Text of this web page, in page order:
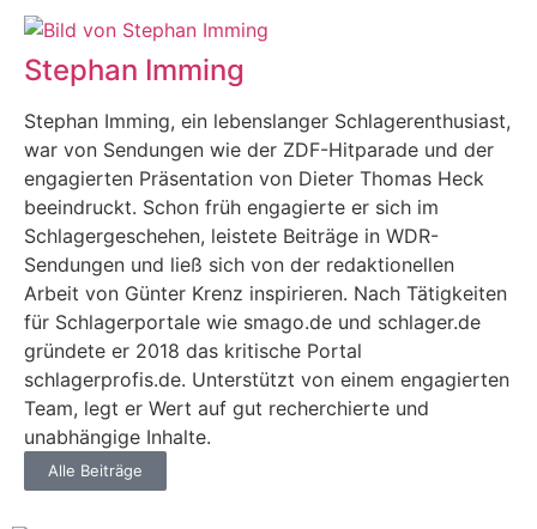
Stephan Imming
Stephan Imming, ein lebenslanger Schlagerenthusiast,
war von Sendungen wie der ZDF-Hitparade und der
engagierten Präsentation von Dieter Thomas Heck
beeindruckt. Schon früh engagierte er sich im
Schlagergeschehen, leistete Beiträge in WDR-
Sendungen und ließ sich von der redaktionellen
Arbeit von Günter Krenz inspirieren. Nach Tätigkeiten
für Schlagerportale wie smago.de und schlager.de
gründete er 2018 das kritische Portal
schlagerprofis.de. Unterstützt von einem engagierten
Team, legt er Wert auf gut recherchierte und
unabhängige Inhalte.
Alle Beiträge